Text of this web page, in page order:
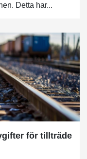
Detta har...
för tillträde